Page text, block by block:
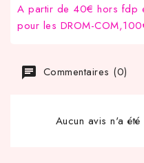
A partir de 40€ hors fdp
pour les DROM-
Commentaires (0)
Aucun avis n'a